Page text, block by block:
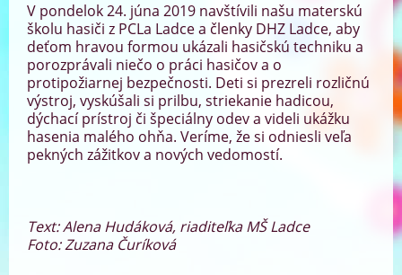
V pondelok 24. júna 2019 navštívili našu materskú
školu hasiči z PCLa Ladce a členky DHZ Ladce, aby
deťom hravou formou ukázali hasičskú techniku a
porozprávali niečo o práci hasičov a o
protipožiarnej bezpečnosti. Deti si prezreli rozličnú
výstroj, vyskúšali si prilbu, striekanie hadicou,
dýchací prístroj či špeciálny odev a videli ukážku
hasenia malého ohňa. Veríme, že si odniesli veľa
pekných zážitkov a nových vedomostí.
Text: Alena Hudáková, riaditeľka MŠ Ladce
Foto: Zuzana Čuríková